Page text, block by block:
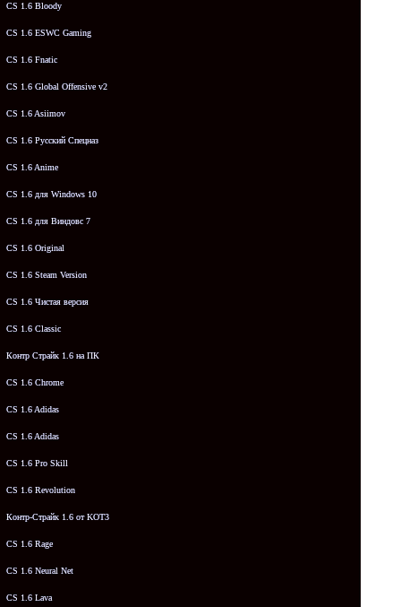
CS 1.6 Bloody
CS 1.6 ESWC Gaming
CS 1.6 Fnatic
CS 1.6 Global Offensive v2
CS 1.6 Asiimov
CS 1.6 Русский Спецназ
CS 1.6 Anime
CS 1.6 для Windows 10
CS 1.6 для Виндовс 7
CS 1.6 Original
CS 1.6 Steam Version
CS 1.6 Чистая версия
CS 1.6 Classic
Контр Страйк 1.6 на ПК
CS 1.6 Chrome
CS 1.6 Adidas
CS 1.6 Adidas
CS 1.6 Pro Skill
CS 1.6 Revolution
Контр-Страйк 1.6 от KOT3
CS 1.6 Rage
CS 1.6 Neural Net
CS 1.6 Lava